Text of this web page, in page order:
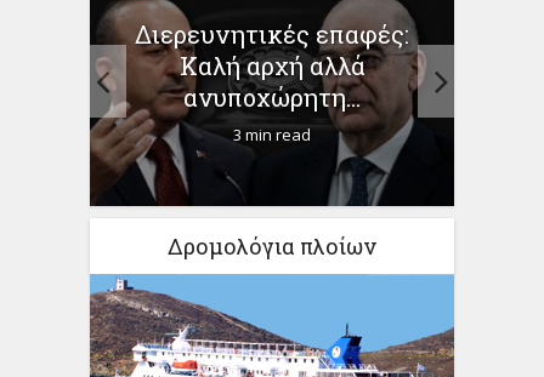
Διερευνητικές επαφές:
Kαλή αρχή αλλά
ανυποχώρητη...
3 min read
Δρομολόγια πλοίων